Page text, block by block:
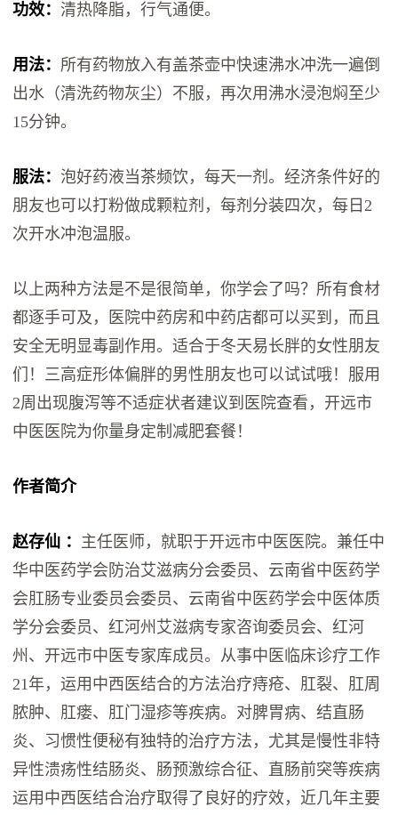
功效： 清热降脂，行气通便。
用法： 所有药物放入有盖茶壶中快速沸水冲洗一遍倒
出水（清洗药物灰尘）不服，再次用沸水浸泡焖至少
15分钟。
服法： 泡好药液当茶频饮，每天一剂。经济条件好的
朋友也可以打粉做成颗粒剂，每剂分装四次，每日2
次开水冲泡温服。
以上两种方法是不是很简单，你学会了吗？所有食材
都逐手可及，医院中药房和中药店都可以买到，而且
安全无明显毒副作用。适合于冬天易长胖的女性朋友
们！三高症形体偏胖的男性朋友也可以试试哦！服用
2周出现腹泻等不适症状者建议到医院查看，开远市
中医医院为你量身定制减肥套餐！
作者简介
赵存仙 ： 主任医师，就职于开远市中医医院。兼任中
华中医药学会防治艾滋病分会委员、云南省中医药学
会肛肠专业委员会委员、云南省中医药学会中医体质
学分会委员、红河州艾滋病专家咨询委员会、红河
州、开远市中医专家库成员。从事中医临床诊疗工作
21年，运用中西医结合的方法治疗痔疮、肛裂、肛周
脓肿、肛瘘、肛门湿疹等疾病。对脾胃病、结直肠
炎、习惯性便秘有独特的治疗方法，尤其是慢性非特
异性溃疡性结肠炎、肠预激综合征、直肠前突等疾病
运用中西医结合治疗取得了良好的疗效，近几年主要